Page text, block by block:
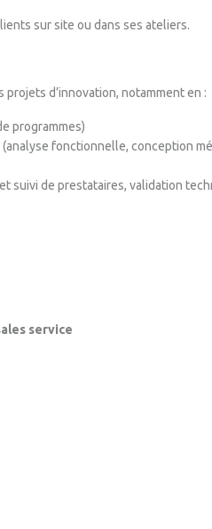
sur site ou dans ses ateliers.
d’innovation, notamment en :
programmes)
(analyse fonctionnelle, conception
suivi de prestataires, validation
service